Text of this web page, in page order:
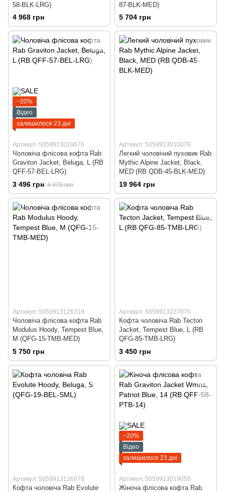
58-BLK-LRG)
4 968 грн
87-BLK-MED)
5 704 грн
−20%
Відео
залишилося 23 дні
Артикул: 5059913018676
Чоловіча флісова кофта Rab
Graviton Jacket, Beluga, L (RB
QFF-57-BEL-LRG)
3 496 грн 4 370 грн
Артикул: 5059913010076
Легкий чоловічий пуховик Rab
Mythic Alpine Jacket, Black,
MED (RB QDB-45-BLK-MED)
19 964 грн
Артикул: 5059913126319
Чоловіча флісова кофта Rab
Modulus Hoody, Tempest Blue,
M (QFG-15-TMB-MED)
5 750 грн
Артикул: 5059913227870
Кофта чоловіча Rab Tecton
Jacket, Tempest Blue, L (RB
QFG-85-TMB-LRG)
3 450 грн
Артикул: 5059913126678
Кофта чоловіча Rab Evolute
−20%
Відео
залишилося 23 дні
Артикул: 5059913019055
Жіноча флісова кофта Rab